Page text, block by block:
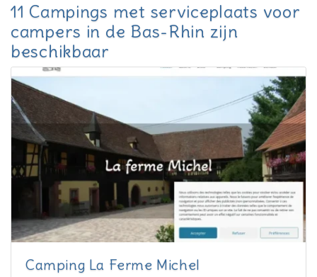
11 Campings met serviceplaats voor
campers in de Bas-Rhin zijn
beschikbaar
Camping La Ferme Michel